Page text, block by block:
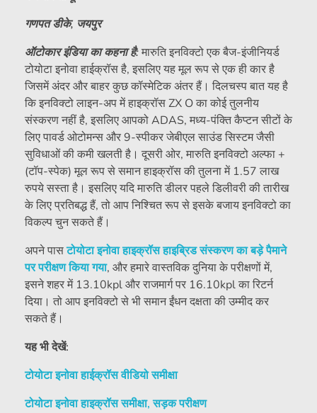
गणपत डीके, जयपुर
ऑटोकार इंडिया का कहना है:मारुति इनविक्टो एक बैज-इंजीनियर्ड
टोयोटा इनोवा हाईक्रॉस है, इसलिए यह मूल रूप से एक ही कार है
जिसमें अंदर और बाहर कुछ कॉस्मेटिक अंतर हैं। दिलचस्प बात यह है
कि इनविक्टो लाइन-अप में हाइक्रॉस ZX O का कोई तुलनीय
संस्करण नहीं है, इसलिए आपको ADAS, मध्य-पंक्ति कैप्टन सीटों के
लिए पावर्ड ओटोमन्स और 9-स्पीकर जेबीएल साउंड सिस्टम जैसी
सुविधाओं की कमी खलती है। दूसरी ओर, मारुति इनविक्टो अल्फा +
(टॉप-स्पेक) मूल रूप से समान हाइक्रॉस की तुलना में 1.57 लाख
रुपये सस्ता है। इसलिए यदि मारुति डीलर पहले डिलीवरी की तारीख
के लिए प्रतिबद्ध हैं, तो आप निश्चित रूप से इसके बजाय इनविक्टो का
विकल्प चुन सकते हैं।
अपने पासटोयोटा इनोवा हाइक्रॉस हाइब्रिड संस्करण का बड़े पैमाने
पर परीक्षण किया गया, और हमारे वास्तविक दुनिया के परीक्षणों में,
इसने शहर में 13.10kpl और राजमार्ग पर 16.10kpl का रिटर्न
दिया। तो आप इनविक्टो से भी समान ईंधन दक्षता की उम्मीद कर
सकते हैं।
यह भी देखें:
टोयोटा इनोवा हाईक्रॉस वीडियो समीक्षा
टोयोटा इनोवा हाइक्रॉस समीक्षा, सड़क परीक्षण